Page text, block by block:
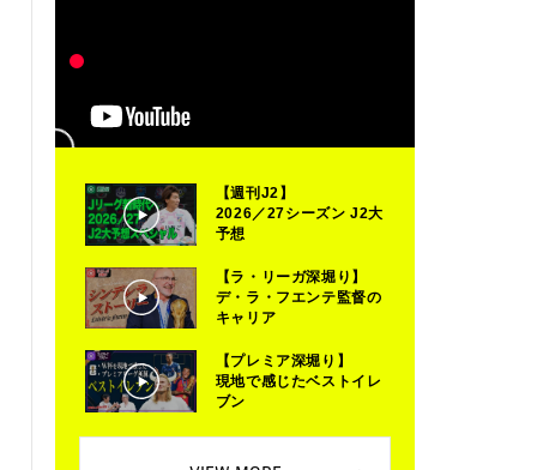
【週刊J2】
2026／27シーズン J2大
予想
【ラ・リーガ深堀り】
デ・ラ・フエンテ監督の
キャリア
【プレミア深堀り】
現地で感じたベストイレ
ブン